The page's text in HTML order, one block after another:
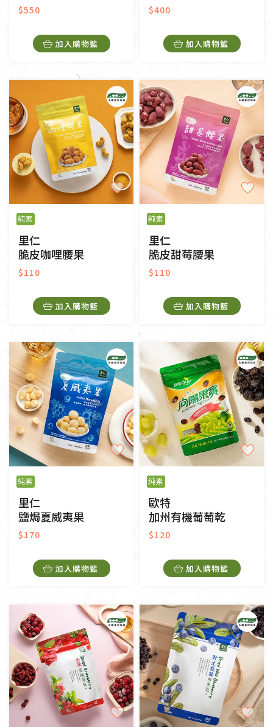
$550
加入購物籃
$400
加入購物籃
純素
里仁
脆皮咖哩腰果
$110
加入購物籃
純素
里仁
脆皮甜莓腰果
$110
加入購物籃
純素
里仁
鹽焗夏威夷果
$170
加入購物籃
純素
歐特
加州有機葡萄乾
$120
加入購物籃